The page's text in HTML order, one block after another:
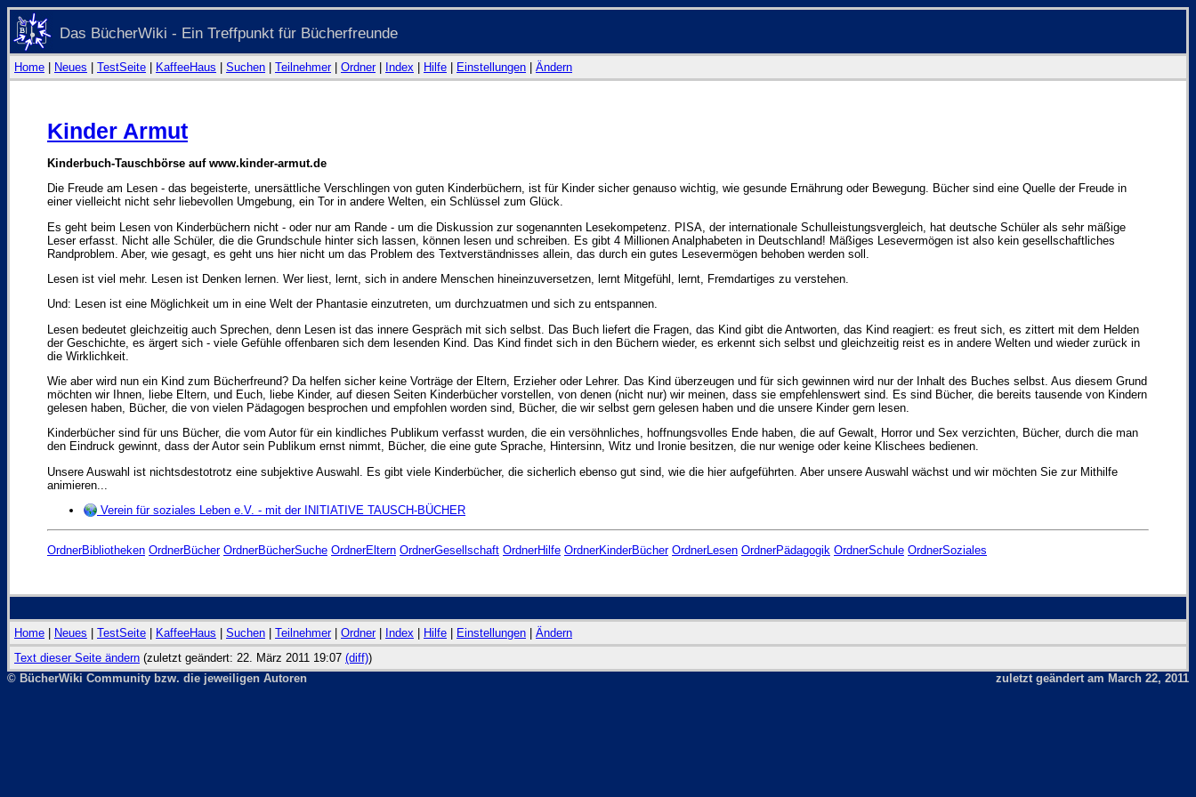
Das BücherWiki - Ein Treffpunkt für Bücherfreunde
Home Neues TestSeite KaffeeHaus Suchen Teilnehmer| Ordner| Index Hilfe Einstellungen Ändern
Kinder Armut
Kinderbuch-Tauschbörse auf www.kinder-armut.de
Die Freude am Lesen - das begeisterte, unersättliche Verschlingen von guten Kinderbüchern, ist für Kinder sicher genauso wichtig, wie gesunde Ernährung oder Bewegung. Bücher sind eine Quelle der Freude in
einer vielleicht nicht sehr liebevollen Umgebung, ein Tor in andere Welten, ein Schlüssel zum Glück.
Es geht beim Lesen von Kinderbüchern nicht - oder nur am Rande - um die Diskussion zur sogenannten Lesekompetenz. PISA, der internationale Schulleistungsvergleich, hat deutsche Schüler als sehr mäßige
Leser erfasst. Nicht alle Schüler, die die Grundschule hinter sich lassen, können lesen und schreiben. Es gibt 4 Millionen Analphabeten in Deutschland! Mäßiges Lesevermögen ist also kein gesellschaftliches
Randproblem. Aber, wie gesagt, es geht uns hier nicht um das Problem des Textverständnisses allein, das durch ein gutes Lesevermögen behoben werden soll.
Lesen ist viel mehr. Lesen ist Denken lernen. Wer liest, lernt, sich in andere Menschen hineinzuversetzen, lernt Mitgefühl, lernt, Fremdartiges zu verstehen.
Und: Lesen ist eine Möglichkeit um in eine Welt der Phantasie einzutreten, um durchzuatmen und sich zu entspannen.
Lesen bedeutet gleichzeitig auch Sprechen, denn Lesen ist das innere Gespräch mit sich selbst. Das Buch liefert die Fragen, das Kind gibt die Antworten, das Kind reagiert: es freut sich, es zittert mit dem Helden
der Geschichte, es ärgert sich - viele Gefühle offenbaren sich dem lesenden Kind. Das Kind findet sich in den Büchern wieder, es erkennt sich selbst und gleichzeitig reist es in andere Welten und wieder zurück in
die Wirklichkeit.
Wie aber wird nun ein Kind zum Bücherfreund? Da helfen sicher keine Vorträge der Eltern, Erzieher oder Lehrer. Das Kind überzeugen und für sich gewinnen wird nur der Inhalt des Buches selbst. Aus diesem Grund
möchten wir Ihnen, liebe Eltern, und Euch, liebe Kinder, auf diesen Seiten Kinderbücher vorstellen, von denen (nicht nur) wir meinen, dass sie empfehlenswert sind. Es sind Bücher, die bereits tausende von Kindern
gelesen haben, Bücher, die von vielen Pädagogen besprochen und empfohlen worden sind, Bücher, die wir selbst gern gelesen haben und die unsere Kinder gern lesen.
Kinderbücher sind für uns Bücher, die vom Autor für ein kindliches Publikum verfasst wurden, die ein versöhnliches, hoffnungsvolles Ende haben, die auf Gewalt, Horror und Sex verzichten, Bücher, durch die man
den Eindruck gewinnt, dass der Autor sein Publikum ernst nimmt, Bücher, die eine gute Sprache, Hintersinn, Witz und Ironie besitzen, die nur wenige oder keine Klischees bedienen.
Unsere Auswahl ist nichtsdestotrotz eine subjektive Auswahl. Es gibt viele Kinderbücher, die sicherlich ebenso gut sind, wie die hier aufgeführten. Aber unsere Auswahl wächst und wir möchten Sie zur Mithilfe
animieren...
Verein für soziales Leben e.V. - mit der INITIATIVE TAUSCH-BÜCHER
OrdnerBibliotheken OrdnerBücher OrdnerBücherSuche OrdnerEltern OrdnerGesellschaft OrdnerHilfe OrdnerKinderBücher OrdnerLesen OrdnerPädagogik OrdnerSchule OrdnerSoziales
Home Neues TestSeite KaffeeHaus Suchen Teilnehmer| Ordner| Index Hilfe Einstellungen
Ändern
Text dieser Seite ändern (zuletzt geändert: 22. März 2011 19:07 (diff))
© BücherWiki Community bzw. die jeweiligen Autoren
zuletzt geändert am March 22, 2011